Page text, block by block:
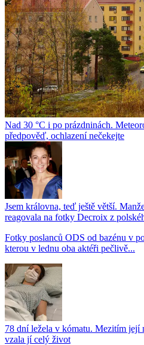
Nad 30 °C i po prázdninách.
předpověď, ochlazení nečekejte
Jsem královna, teď ještě větší.
reagovala na fotky Decroix z
Fotky poslanců ODS od bazénu v
kterou v lednu oba aktéři pečlivě...
78 dní ležela v kómatu. Mezitím její
vzala jí celý život